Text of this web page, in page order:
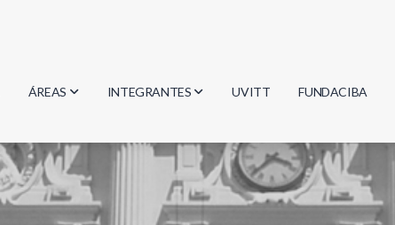
ÁREAS
Biología
Física
Geociencias
INTEGRANTES
Investigadores
Estudiantes
Egresados
UVITT FUNDACIBA